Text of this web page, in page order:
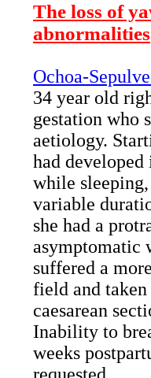
The loss of
abnormalities
Ochoa-
34 year old
gestation who
aetiology.
had
while
variable
she had a
asymptomatic
suffered a
field and
caesarean
Inability to
weeks